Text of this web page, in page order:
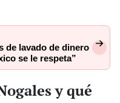
de lavado de dinero
se le respeta”
y qué